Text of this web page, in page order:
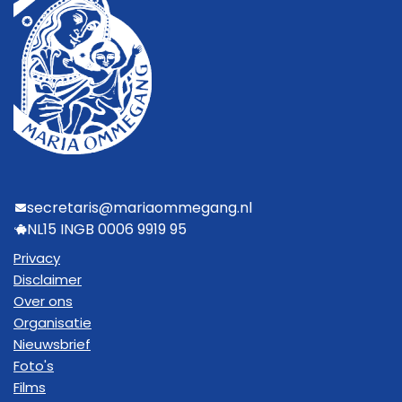
secretaris@mariaommegang.nl
NL15 INGB 0006 9919 95
Privacy
Disclaimer
Over ons
Organisatie
Nieuwsbrief
Foto's
Films